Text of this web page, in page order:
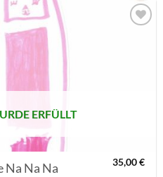
ERFÜLLT
Na Na Na
35,00€